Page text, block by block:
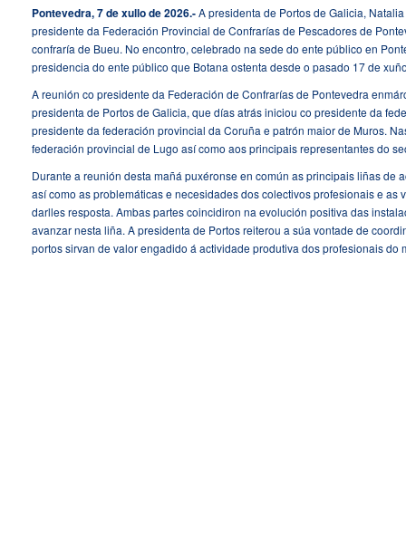
Pontevedra, 7 de xullo de 2026.-A presidenta de Portos de Galicia,
presidente da Federación Provincial de Confrarías de Pescadores de
confraría de Bueu. No encontro, celebrado na sede do ente público en
presidencia do ente público que Botana ostenta desde o pasado 17 de
A reunión co presidente da Federación de Confrarías de Pontevedra
presidenta de Portos de Galicia, que días atrás iniciou co presidente da
presidente da federación provincial da Coruña e patrón maior de Muros.
federación provincial de Lugo así como aos principais representantes do
Durante a reunión desta mañá puxéronse en común as principais liñas de
así como as problemáticas e necesidades dos colectivos profesionais e
darlles resposta. Ambas partes coincidiron na evolución positiva das
avanzar nesta liña. A presidenta de Portos reiterou a súa vontade de
portos sirvan de valor engadido á actividade produtiva dos profesionais do